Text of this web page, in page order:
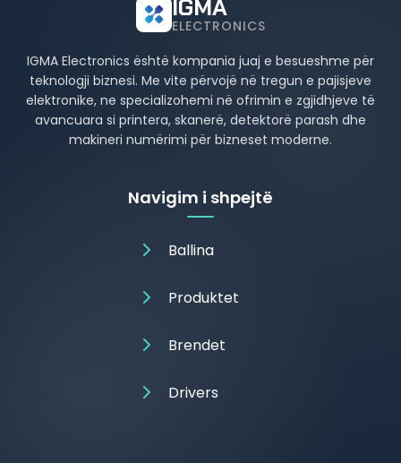
IGMA
ELECTRONICS
IGMA Electronics është kompania juaj e besueshme për
teknologji biznesi. Me vite përvojë në tregun e pajisjeve
elektronike, ne specializohemi në ofrimin e zgjidhjeve të
avancuara si printera, skanerë, detektorë parash dhe
makineri numërimi për bizneset moderne.
Navigim i shpejtë
Ballina
Produktet
Brendet
Drivers